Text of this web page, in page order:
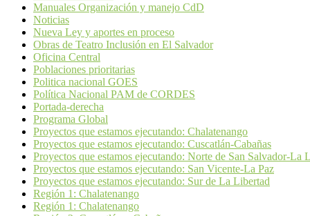
Manuales Organización y manejo CdD
Noticias
Nueva Ley y aportes en proceso
Obras de Teatro Inclusión en El Salvador
Oficina Central
Poblaciones prioritarias
Politica nacional GOES
Política Nacional PAM de CORDES
Portada-derecha
Programa Global
Proyectos que estamos ejecutando: Chalatenango
Proyectos que estamos ejecutando: Cuscatlán-Cabañas
Proyectos que estamos ejecutando: Norte de San Salvador-La
Proyectos que estamos ejecutando: San Vicente-La Paz
Proyectos que estamos ejecutando: Sur de La Libertad
Región 1: Chalatenango
Región 1: Chalatenango